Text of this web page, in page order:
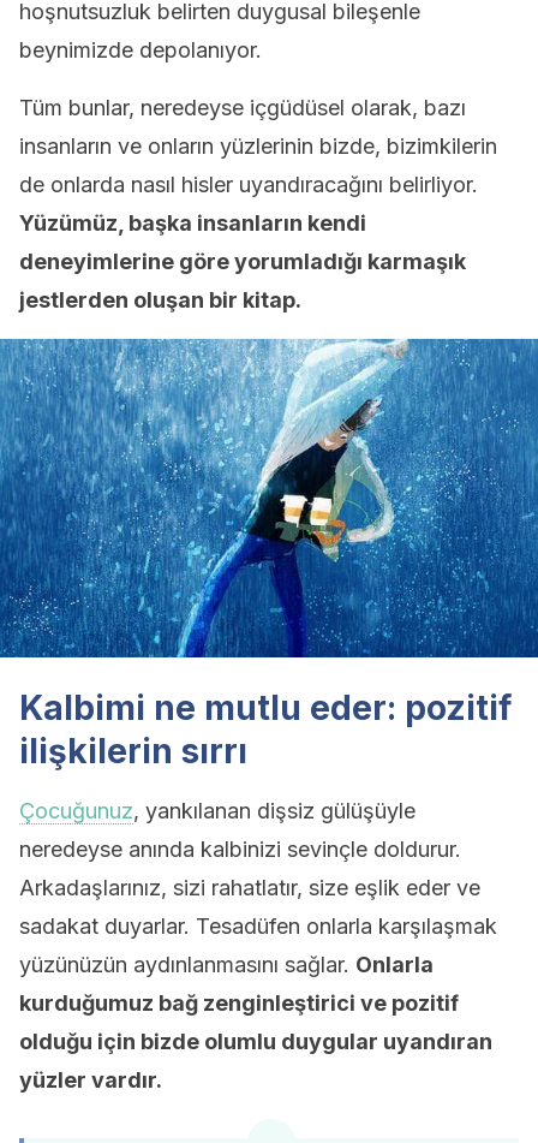
hoşnutsuzluk belirten duygusal bileşenle
beynimizde depolanıyor.
Tüm bunlar, neredeyse içgüdüsel olarak, bazı
insanların ve onların yüzlerinin bizde, bizimkilerin
de onlarda nasıl hisler uyandıracağını belirliyor.
Yüzümüz, başka insanların kendi
deneyimlerine göre yorumladığı karmaşık
jestlerden oluşan bir kitap.
Kalbimi ne mutlu eder: pozitif
ilişkilerin sırrı
Çocuğunuz, yankılanan dişsiz gülüşüyle
neredeyse anında kalbinizi sevinçle doldurur.
Arkadaşlarınız, sizi rahatlatır, size eşlik eder ve
sadakat duyarlar. Tesadüfen onlarla karşılaşmak
yüzünüzün aydınlanmasını sağlar. Onlarla
kurduğumuz bağ zenginleştirici ve pozitif
olduğu için bizde olumlu duygular uyandıran
yüzler vardır.